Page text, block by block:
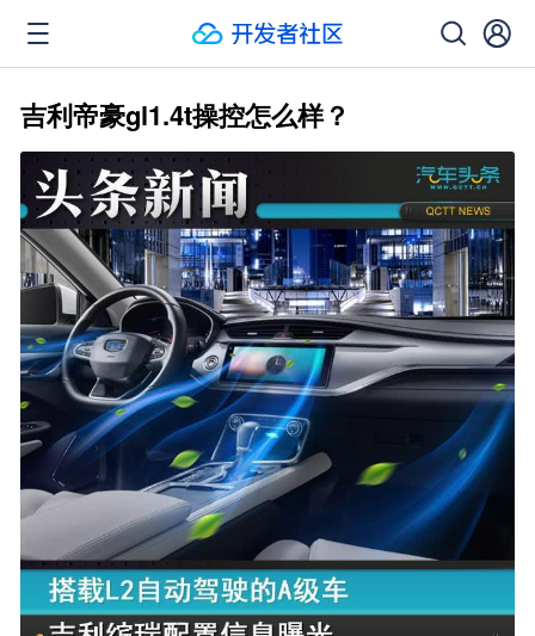
吉利帝豪gl1.4t操控怎么样？